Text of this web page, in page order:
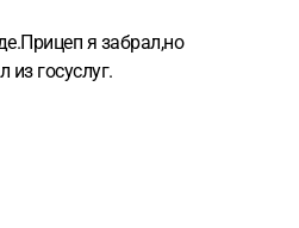
я забрал,но
госуслуг.